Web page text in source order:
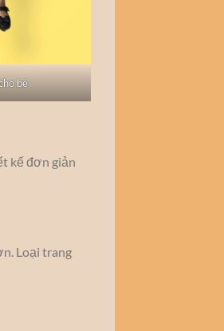
bé
kế đơn giản
Loại trang